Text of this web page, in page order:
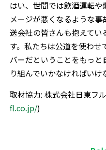
はい、世間では飲酒運転
メージが悪くなるような
送会社の皆さんも抱えて
す。私たちは公道を使わせ
バーだということをもっ
り組んでいかなければいけ
取材協力: 株式会社日東フ
fl.co.jp/)